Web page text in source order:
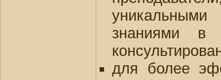
знаниями в
для более